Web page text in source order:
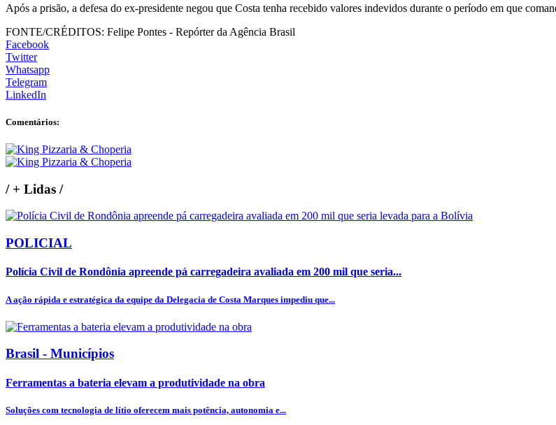
Após a prisão, a defesa do ex-presidente negou que Costa tenha recebido valores indevidos durante o período em que
FONTE/CRÉDITOS: Felipe Pontes - Repórter da Agência Brasil
Facebook
Twitter
Whatsapp
Telegram
LinkedIn
Comentários:
/+ Lidas /
POLICIAL
Polícia Civil de Rondônia apreende pá carregadeira avaliada em 200 mil que seria...
A ação rápida e estratégica da equipe da Delegacia de Costa Marques impediu que...
Brasil - Municípios
Ferramentas a bateria elevam a produtividade na obra
Soluções com tecnologia de lítio oferecem mais potência, autonomia e...